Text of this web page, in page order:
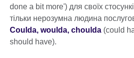
done a bit more') для своїх
тільки нерозумна людина
Coulda, woulda, choulda (could
should have).